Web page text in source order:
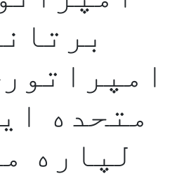
متحده
لپاره